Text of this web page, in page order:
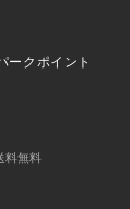
ークポイント
料無料